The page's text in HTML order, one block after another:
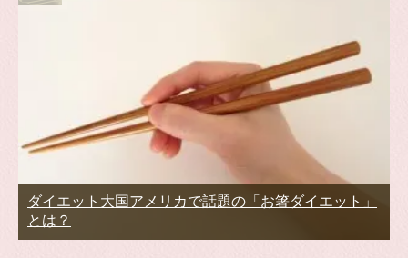
ダイエット大国アメリカで話題の「お箸ダイエット」
とは？